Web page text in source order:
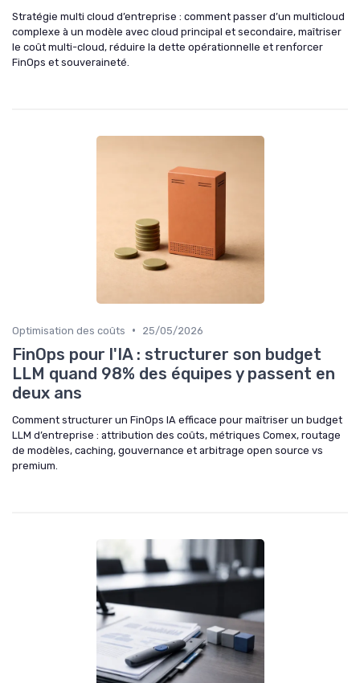
Stratégie multi cloud d’entreprise : comment passer d’un multicloud
complexe à un modèle avec cloud principal et secondaire, maîtriser
le coût multi-cloud, réduire la dette opérationnelle et renforcer
FinOps et souveraineté.
Optimisation des coûts • 25/05/2026
FinOps pour l'IA : structurer son budget
LLM quand 98% des équipes y passent en
deux ans
Comment structurer un FinOps IA efficace pour maîtriser un budget
LLM d’entreprise : attribution des coûts, métriques Comex, routage
de modèles, caching, gouvernance et arbitrage open source vs
premium.